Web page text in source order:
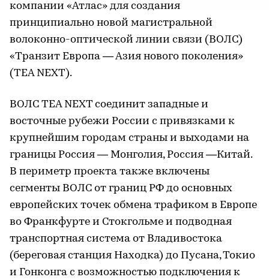
компании «Атлас» для создания
принципиально новой магистральной
волоконно-оптической линии связи (ВОЛС)
«Транзит Европа — Азия нового поколения»
(TEA NEXT).
ВОЛС TEA NEXT соединит западные и
восточные рубежи России с привязками к
крупнейшим городам страны и выходами на
границы Россия — Монголия, Россия —Китай.
В периметр проекта также включены
сегменты ВОЛС от границ РФ до основных
европейских точек обмена трафиком в Европе
во Франкфурте и Стокгольме и подводная
транспортная система от Владивостока
(береговая станция Находка) до Пусана, Токио
и Гонконга с возможностью подключения к